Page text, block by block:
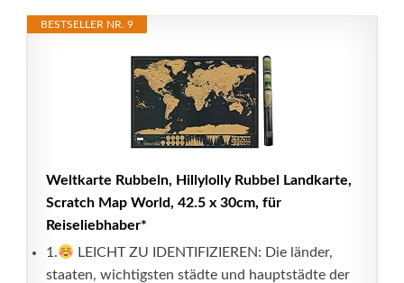
BESTSELLER NR. 9
Weltkarte Rubbeln, Hillylolly Rubbel Landkarte,
Scratch Map World, 42.5 x 30cm, für
Reiseliebhaber*
1.
LEICHT ZU IDENTIFIZIEREN: Die länder,
staaten, wichtigsten städte und hauptstädte der